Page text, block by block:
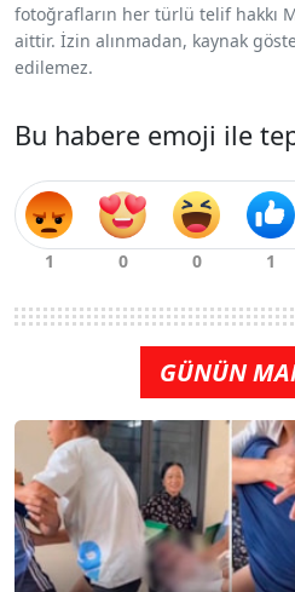
fotoğrafların her türlü telif hakkı
aittir. İzin alınmadan, kaynak
edilemez.
Bu habere emoji ile
GÜNÜN